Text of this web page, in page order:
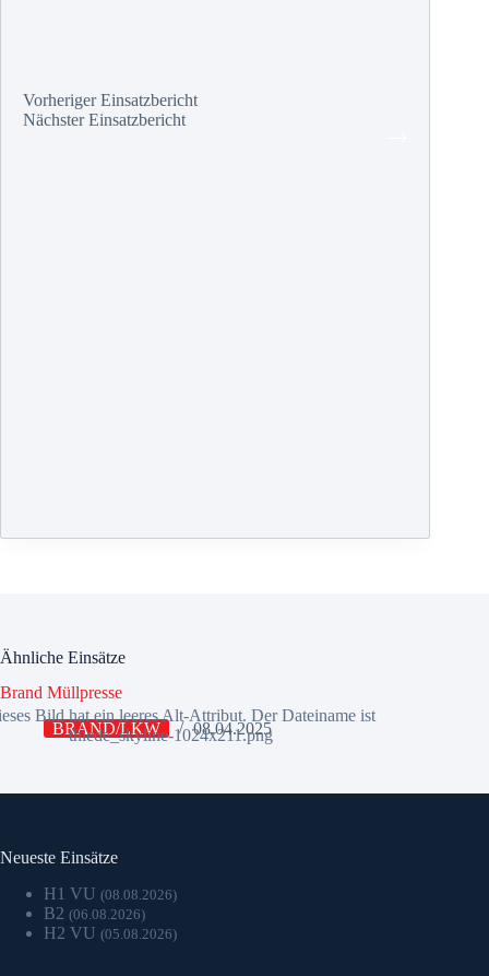
VorherigerEinsatzbericht
NächsterEinsatzbericht
Ähnliche Einsätze
Brand Müllpresse
BRAND/LKW
08.04.2025
Neueste Einsätze
H1 VU (08.08.2026)
B2 (06.08.2026)
H2 VU (05.08.2026)